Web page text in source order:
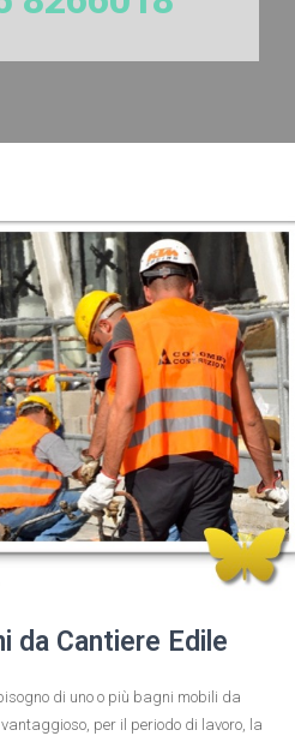
da Cantiere Edile
di uno o più bagni mobili da
per il periodo di lavoro, la